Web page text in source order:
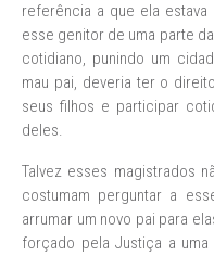
referência a que ela estava
esse genitor de uma parte
cotidiano, punindo um
mau pai, deveria ter o
seus filhos e participar
deles.
Talvez esses magistrados
costumam perguntar a
arrumar um novo pai para
forçado pela Justiça a